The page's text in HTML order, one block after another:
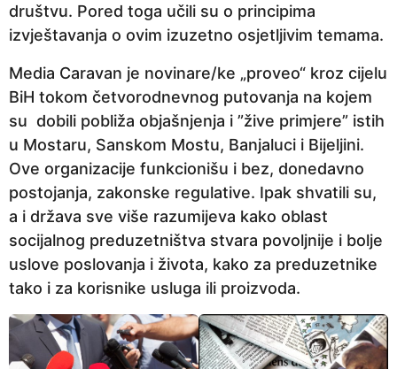
društvu. Pored toga učili su o principima
izvještavanja o ovim izuzetno osjetljivim temama.
Media Caravan je novinare/ke „proveo“ kroz cijelu
BiH tokom četvorodnevnog putovanja na kojem
su dobili pobliža objašnjenja i ”žive primjere” istih
u Mostaru, Sanskom Mostu, Banjaluci i Bijeljini.
Ove organizacije funkcionišu i bez, donedavno
postojanja, zakonske regulative. Ipak shvatili su,
a i država sve više razumijeva kako oblast
socijalnog preduzetništva stvara povoljnije i bolje
uslove poslovanja i života, kako za preduzetnike
tako i za korisnike usluga ili proizvoda.